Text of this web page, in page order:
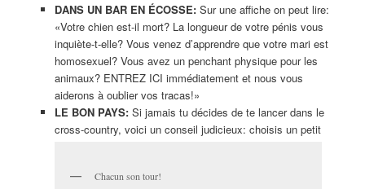
DANS UN BAR EN ÉCOSSE: Sur une affiche on peut lire:
«Votre chien est-il mort? La longueur de votre pénis vous
inquiète-t-elle? Vous venez d’apprendre que votre mari est
homosexuel? Vous avez un penchant physique pour les
animaux? ENTREZ ICI immédiatement et nous vous
aiderons à oublier vos tracas!»
LE BON PAYS: Si jamais tu décides de te lancer dans le
cross-country, voici un conseil judicieux: choisis un petit
Chacun son tour!